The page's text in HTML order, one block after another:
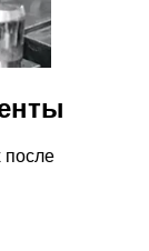
после